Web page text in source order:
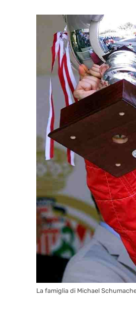
La famiglia di Michael